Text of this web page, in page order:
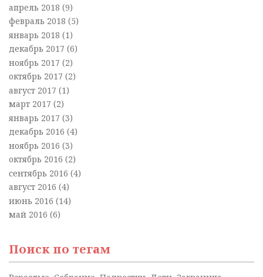
апрель 2018 (9)
февраль 2018 (5)
январь 2018 (1)
декабрь 2017 (6)
ноябрь 2017 (2)
октябрь 2017 (2)
август 2017 (1)
март 2017 (2)
январь 2017 (3)
декабрь 2016 (4)
ноябрь 2016 (3)
октябрь 2016 (2)
сентябрь 2016 (4)
август 2016 (4)
июнь 2016 (14)
май 2016 (6)
Поиск по тегам